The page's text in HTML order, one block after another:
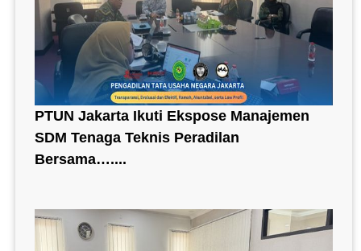
PTUN Jakarta Ikuti Ekspose Manajemen
SDM Tenaga Teknis Peradilan
Bersama…....